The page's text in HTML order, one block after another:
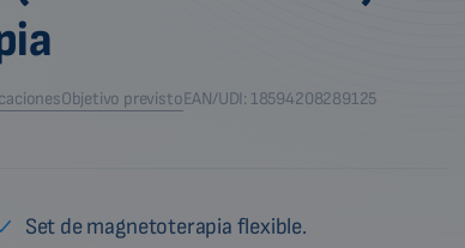
Objetivo previstoEAN/UDI: 18594208289125
Set de magnetoterapia flexible.